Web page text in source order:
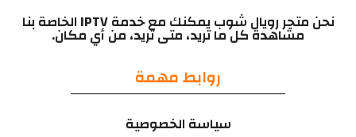
نحن متجر رويال شوب يمكنك مع خدمة IPTV الخاصة بنا
مشاهدة كل ما تريد، متى تريد، من أي مكان.
روابط مهمة
سياسة الخصوصية